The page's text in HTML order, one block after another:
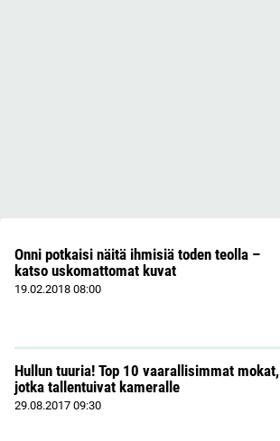
Onni potkaisi näitä ihmisiä toden teolla –
katso uskomattomat kuvat
19.02.2018 08:00
Hullun tuuria! Top 10 vaarallisimmat mokat,
jotka tallentuivat kameralle
29.08.2017 09:30